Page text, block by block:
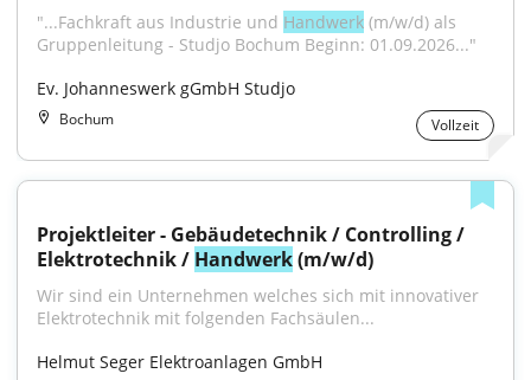
"...Fachkraft aus Industrie und Handwerk (m/w/d) als
Gruppenleitung - Studjo Bochum Beginn: 01.09.2026..."
Ev. Johanneswerk gGmbH Studjo
Bochum Vollzeit
Projektleiter - Gebäudetechnik / Controlling /
Elektrotechnik / Handwerk (m/w/d)
Wir sind ein Unternehmen welches sich mit innovativer
Elektrotechnik mit folgenden Fachsäulen...
Helmut Seger Elektroanlagen GmbH